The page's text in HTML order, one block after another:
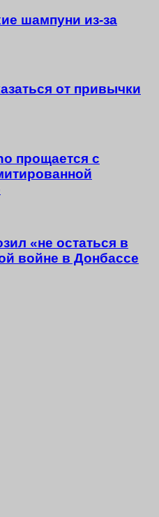
шампуни из-за
от привычки
прощается с
«не остаться в
войне в Донбассе